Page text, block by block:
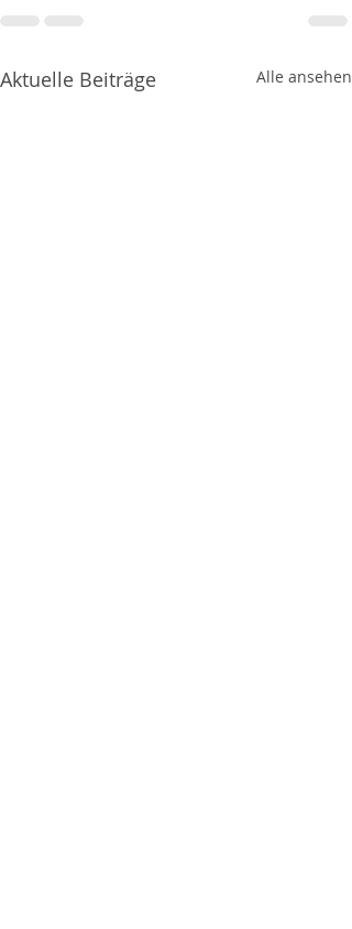
Aktuelle Beiträge Alle ansehen